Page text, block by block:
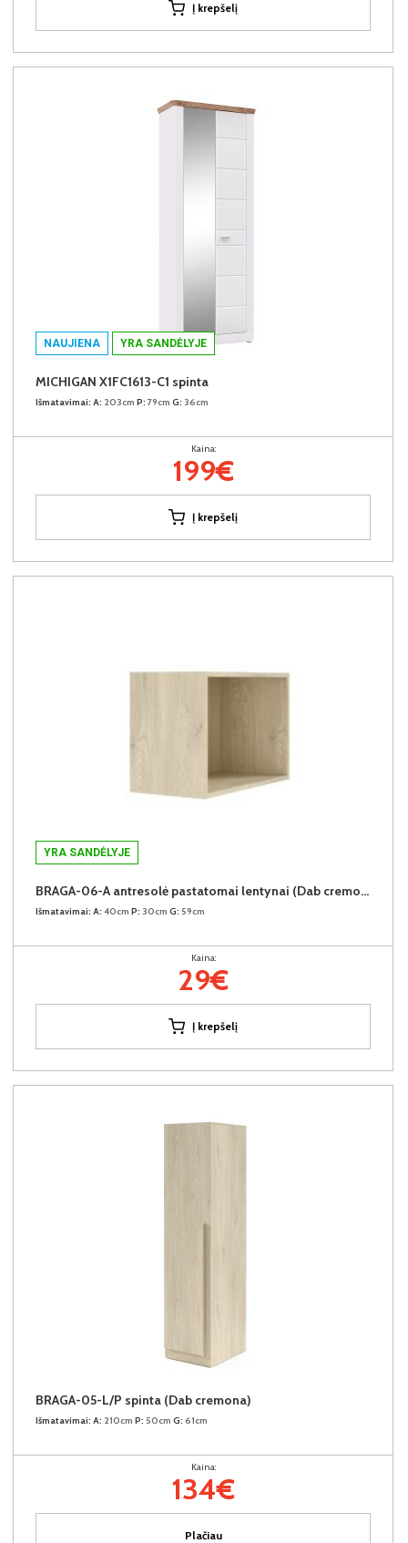
Į krepšelį
NAUJIENA YRA SANDĖLYJE
MICHIGAN X1FC1613-C1 spinta
Išmatavimai: A: 203cm P: 79cm G: 36cm
Kaina:
199€
Į krepšelį
YRA SANDĖLYJE
BRAGA-06-A antresolė pastatomai lentynai (Dab cremona)
Išmatavimai: A: 40cm P: 30cm G: 59cm
Kaina:
29€
Į krepšelį
BRAGA-05-L/P spinta (Dab cremona)
Išmatavimai: A: 210cm P: 50cm G: 61cm
Kaina:
134€
Plačiau